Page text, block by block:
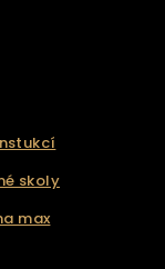
skoly
max